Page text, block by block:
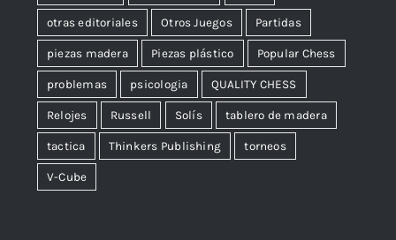
otras editoriales Otros Juegos Partidas
piezas madera Piezas plástico Popular Chess
problemas psicologia QUALITY CHESS
Relojes Russell Solís tablero de madera
tactica Thinkers Publishing torneos
V-Cube